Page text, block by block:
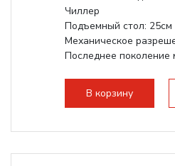
Чиллер
Подъемный стол: 25см
Механическое
Последнее поколение
В корзину